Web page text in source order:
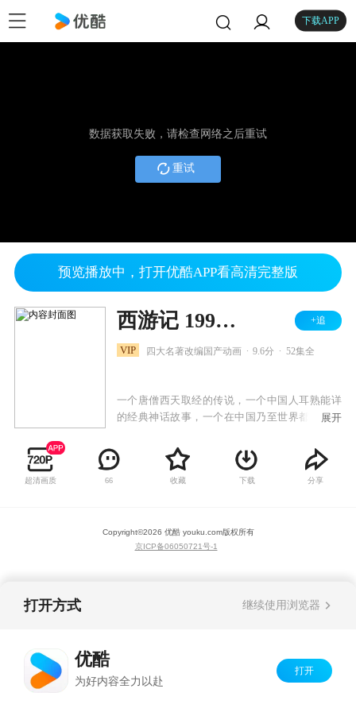
下载APP
数据获取失败，请检查网络之后重试
重试
预览播放中，打开优酷APP看高清完整版
西游记 1998版 +追
VIP 四大名著改编国产动画 9.6分 52集全
一个唐僧西天取经的传说，一个中国人耳熟能详
的经典神话故事，一个在中国乃至世界都已广泛
记》，让你在一个个神话仙境中留下不解之缘。
幽光点点、妖孽蠢动、张牙舞爪、狞笑狂喊，总
想改地偷天，金箍棒下化青烟。52集动画片《西
途历尽千辛万苦，斗妖除魔，披荆斩棘，经历九
九八十一难取回真经，师徒四人修成正果的过
展开
超清画质 66 收藏 下载 分享
Copyright©2026 优酷 youku.com版权所有
京ICP备06050721号-1
打开方式 继续使用浏览器
优酷
为好内容全力以赴
打开